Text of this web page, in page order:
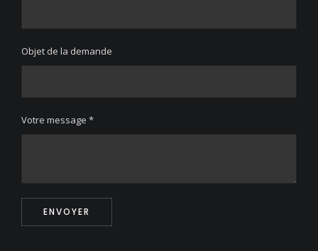
Objet de la demande
Votre message *
ENVOYER